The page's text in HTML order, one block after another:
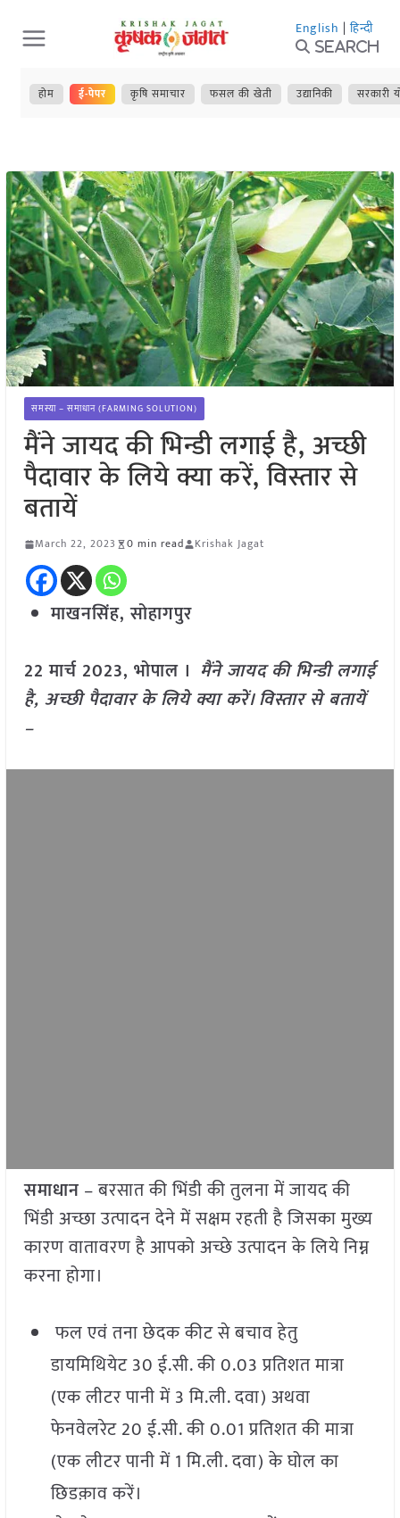
Skip
to
content
English | हिन्दी
Search
होम ई-पेपर कृषि समाचार फसल की खेती उद्यानिकी सरकारी
समस्या – समाधान (FARMING SOLUTION)
मैंने जायद की भिन्डी लगाई है, अच्छी
पैदावार के लिये क्या करें, विस्तार से
बतायें
March 22, 2023 0 min read Krishak Jagat
माखनसिंह, सोहागपुर
22 मार्च 2023, भोपाल । मैंने जायद की भिन्डी लगाई
है, अच्छी पैदावार के लिये क्या करें। विस्तार से बतायें
–
समाधान – बरसात की भिंडी की तुलना में जायद की
भिंडी अच्छा उत्पादन देने में सक्षम रहती है जिसका मुख्य
कारण वातावरण है आपको अच्छे उत्पादन के लिये निम्न
करना होगा।
फल एवं तना छेदक कीट से बचाव हेतु
डायमिथियेट 30 ई.सी. की 0.03 प्रतिशत मात्रा
(एक लीटर पानी में 3 मि.ली. दवा) अथवा
फेनवेलरेट 20 ई.सी. की 0.01 प्रतिशत की मात्रा
(एक लीटर पानी में 1 मि.ली. दवा) के घोल का
छिडक़ाव करें।